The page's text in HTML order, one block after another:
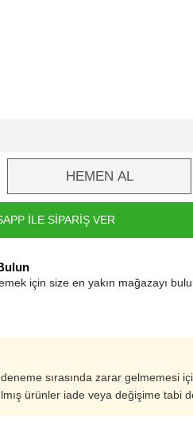
HEMEN AL
İLE SİPARİŞ VER
için size en yakın mağazayı
sırasında zarar gelmemesi
ürünler iade veya değişime tabi